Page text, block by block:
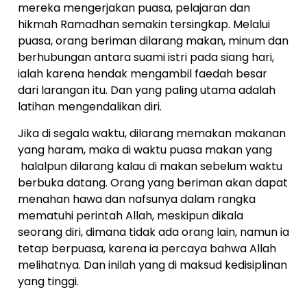
mereka mengerjakan puasa, pelajaran dan
hikmah Ramadhan semakin tersingkap. Melalui
puasa, orang beriman dilarang makan, minum dan
berhubungan antara suami istri pada siang hari,
ialah karena hendak mengambil faedah besar
dari larangan itu. Dan yang paling utama adalah
latihan mengendalikan diri.
Jika di segala waktu, dilarang memakan makanan
yang haram, maka di waktu puasa makan yang
halalpun dilarang kalau di makan sebelum waktu
berbuka datang. Orang yang beriman akan dapat
menahan hawa dan nafsunya dalam rangka
mematuhi perintah Allah, meskipun dikala
seorang diri, dimana tidak ada orang lain, namun ia
tetap berpuasa, karena ia percaya bahwa Allah
melihatnya. Dan inilah yang di maksud kedisiplinan
yang tinggi.